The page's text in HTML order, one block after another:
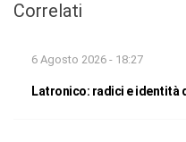
Correlati
6 Agosto 2026 - 18:27
Latronico: radici e identità